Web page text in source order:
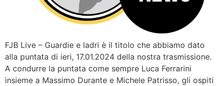
FJB Live – Guardie e ladri è il titolo che abbiamo dato
alla puntata di ieri, 17.01.2024 della nostra trasmissione.
A condurre la puntata come sempre Luca Ferrarini
insieme a Massimo Durante e Michele Patrisso, gli ospiti